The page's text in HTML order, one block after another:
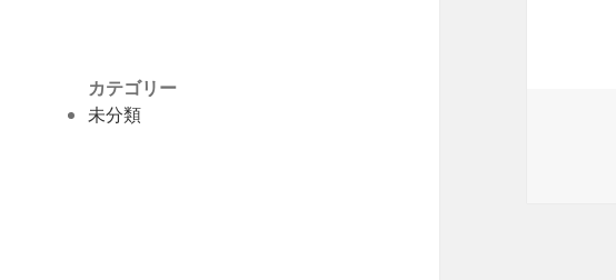
カテゴリー
未分類